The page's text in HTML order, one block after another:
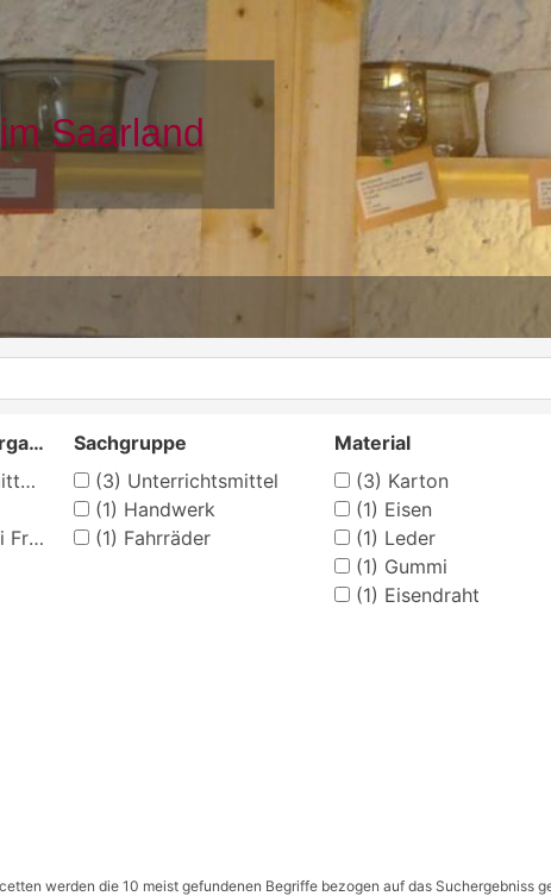
Beteiligte Person/Organisation
Sachgruppe
(3) Unterrichtsmittel
(1) Handwerk
(1) Fahrräder
Material
(3) Karton
(1) Eisen
(1) Leder
(1) Gummi
(1) Eisendraht
werden die 10 meist gefundenen Begriffe bezogen auf das Suchergebniss